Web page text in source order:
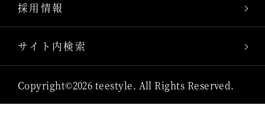
採用情報
サイト内検索
Copyright©2026 teestyle. All Rights Reserved.